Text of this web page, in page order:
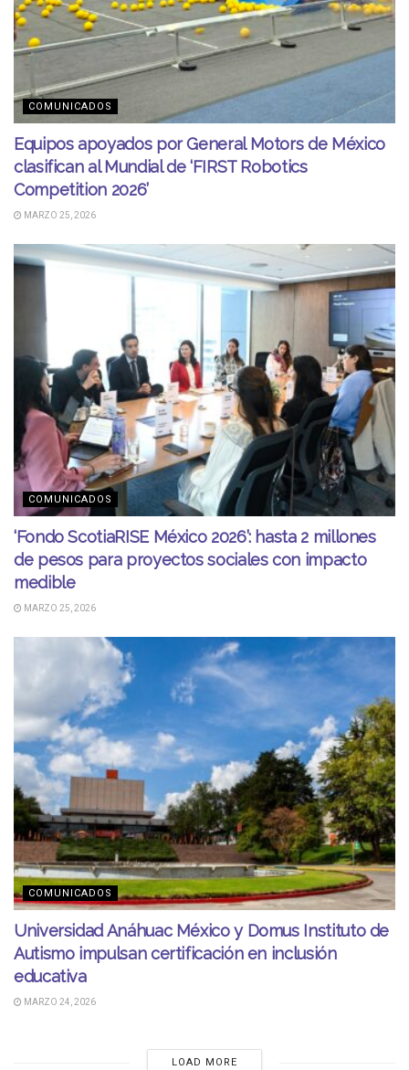
COMUNICADOS
Equipos apoyados por General Motors de México
clasifican al Mundial de ‘FIRST Robotics
Competition 2026’
MARZO 25, 2026
COMUNICADOS
‘Fondo ScotiaRISE México 2026’: hasta 2 millones
de pesos para proyectos sociales con impacto
medible
MARZO 25, 2026
COMUNICADOS
Universidad Anáhuac México y Domus Instituto de
Autismo impulsan certificación en inclusión
educativa
MARZO 24, 2026
LOAD MORE